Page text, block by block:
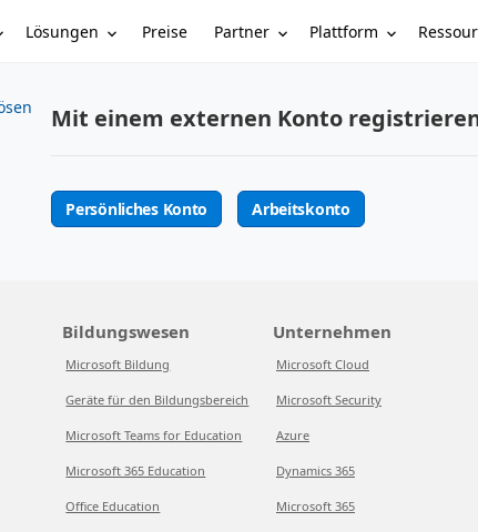
Lösungen Preise Partner Plattform
Mit einem externen Konto
Persönliches Konto Arbeitskonto
Bildungswesen
Microsoft Bildung
Geräte für den Bildungsbereich
Microsoft Teams for Education
Microsoft 365 Education
Office Education
Unternehmen
Microsoft Cloud
Microsoft Security
Azure
Dynamics 365
Microsoft 365